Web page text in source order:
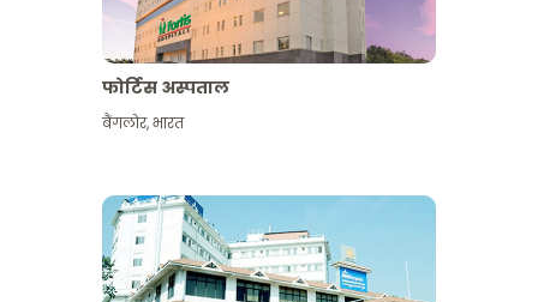
फोर्टिस अस्पताल
बैंगलोर,भारत